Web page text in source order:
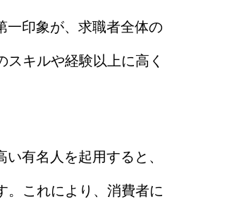
印象が、求職者全体の
キルや経験以上に高く
有名人を起用すると、
。これにより、消費者に